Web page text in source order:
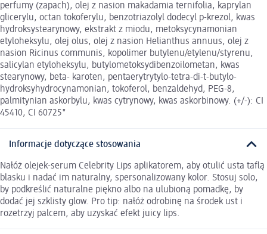
perfumy (zapach), olej z nasion makadamia ternifolia, kaprylan
glicerylu, octan tokoferylu, benzotriazolyl dodecyl p-krezol, kwas
hydroksystearynowy, ekstrakt z miodu, metoksycynamonian
etyloheksylu, olej olus, olej z nasion Helianthus annuus, olej z
nasion Ricinus communis, kopolimer butylenu/etylenu/styrenu,
salicylan etyloheksylu, butylometoksydibenzoilometan, kwas
stearynowy, beta- karoten, pentaerytrytylo-tetra-di-t-butylo-
hydroksyhydrocynamonian, tokoferol, benzaldehyd, PEG-8,
palmitynian askorbylu, kwas cytrynowy, kwas askorbinowy. (+/-): CI
45410, CI 60725"
Informacje dotyczące stosowania
Nałóż olejek-serum Celebrity Lips aplikatorem, aby otulić usta taflą
blasku i nadać im naturalny, spersonalizowany kolor. Stosuj solo,
by podkreślić naturalne piękno albo na ulubioną pomadkę, by
dodać jej szklisty glow. Pro tip: nałóż odrobinę na środek ust i
rozetrzyj palcem, aby uzyskać efekt juicy lips.